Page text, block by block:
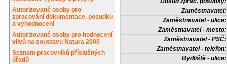
Autorizované osoby pro
zpracování dokumentace, posudku
a vyhodnocení
Autorizované osoby pro hodnocení
vlivů na soustavu Natura 2000
Seznam pracovníků příslušných
úřadů
Zaměstnavatel:
Zaměstnavatel - ulice:
Zaměstnavatel - mesto:
Zaměstnavatel - PSČ:
Zaměstnavatel - telefon:
Bydliště - ulice: